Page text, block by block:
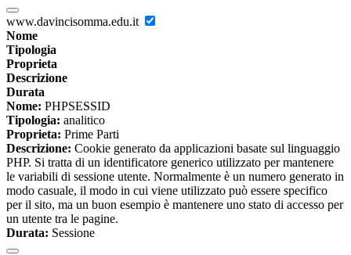
www.davincisomma.edu.it
Nome
Tipologia
Proprieta
Descrizione
Durata
Nome: PHPSESSID
Tipologia: analitico
Proprieta: Prime Parti
Descrizione: Cookie generato da applicazioni basate sul linguaggio
PHP. Si tratta di un identificatore generico utilizzato per mantenere
le variabili di sessione utente. Normalmente è un numero generato in
modo casuale, il modo in cui viene utilizzato può essere specifico
per il sito, ma un buon esempio è mantenere uno stato di accesso per
un utente tra le pagine.
Durata: Sessione